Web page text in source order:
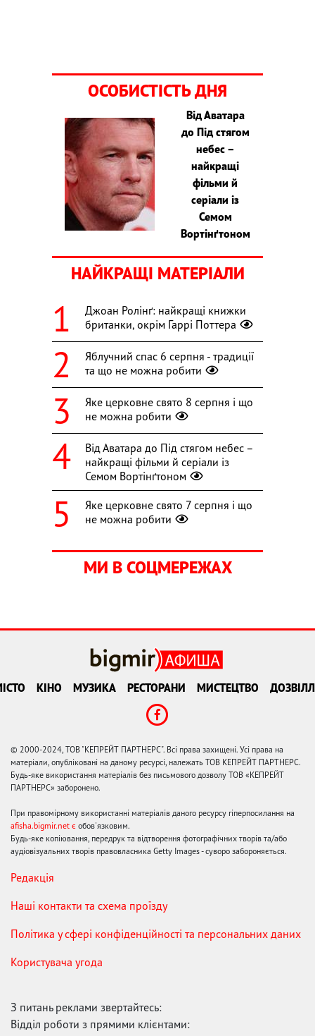
ОСОБИСТІСТЬ ДНЯ
Від Аватара
до Під стягом
небес –
найкращі
фільми й
серіали із
Семом
Вортінґтоном
НАЙКРАЩІ МАТЕРІАЛИ
Джоан Ролінґ: найкращі книжки
британки, окрім Гаррі Поттера
Яблучний спас 6 серпня - традиції
та що не можна робити
Яке церковне свято 8 серпня і що
не можна робити
Від Аватара до Під стягом небес –
найкращі фільми й серіали із
Семом Вортінґтоном
Яке церковне свято 7 серпня і що
не можна робити
МИ В СОЦМЕРЕЖАХ
КІНО МУЗИКА РЕСТОРАНИ МИСТЕЦТВО
© 2000-2024, ТОВ "КЕПРЕЙТ ПАРТНЕРС". Всі права захищені. Усі права на
матеріали, опубліковані на даному ресурсі, належать ТОВ КЕПРЕЙТ ПАРТНЕРС.
Будь-яке використання матеріалів без письмового дозволу ТОВ «КЕПРЕЙТ
ПАРТНЕРС» заборонено.
При правомірному використанні матеріалів даного ресурсу гіперпосилання на
afisha.bigmir.net є обов'язковим.
Будь-яке копіювання, передрук та відтворення фотографічних творів та/або
аудіовізуальних творів правовласника Getty Images - суворо забороняється.
Редакція
Наші контакти та схема проїзду
Політика у сфері конфіденційності та персональних даних
Користувача угода
З питань реклами звертайтесь:
Відділ роботи з прямими клієнтами: